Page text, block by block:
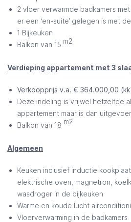
2 vloer verwarmde badkamers
er een ‘en-suite’ gelegen is met
1 Bijkeuken
Balkon van 15 m2
Verdieping appartement met 3
Verkoopprijs v.a. € 364.000,00
Deze indeling is vrijwel hetzelfde
appartement maar is dan
Balkon van 18 m2
Algemeen
Keuken inclusief inductie
elektrische oven, magnetron,
wasdroger in de bijkeuken
Warme en koude lucht
Vloerverwarming in de badkamers